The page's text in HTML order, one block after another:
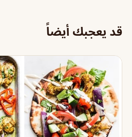
قد يعجبك أيضاً